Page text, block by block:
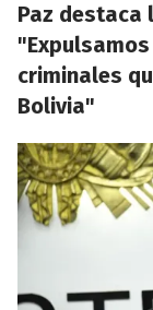
Paz destaca
criminales
Bolivia"